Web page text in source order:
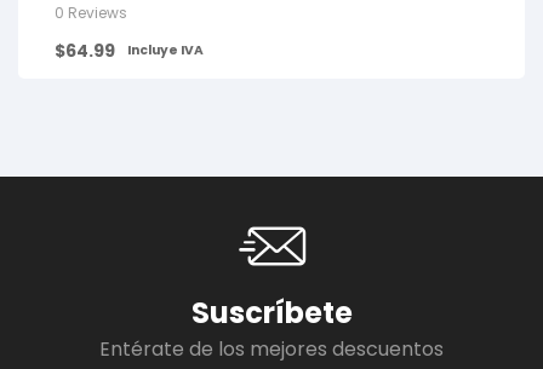
0 Reviews
$64.99 Incluye IVA
Suscríbete
Entérate de los mejores descuentos